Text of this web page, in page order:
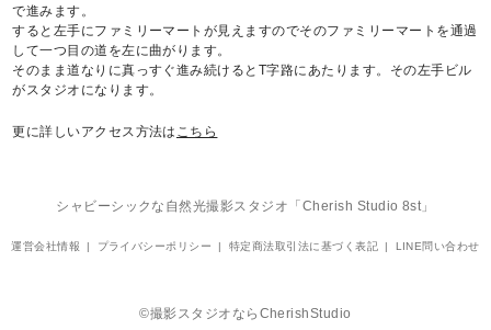
で進みます。
すると左手にファミリーマートが見えますのでそのファミリーマートを通過
して一つ目の道を左に曲がります。
そのまま道なりに真っすぐ進み続けるとT字路にあたります。その左手ビル
がスタジオになります。
更に詳しいアクセス方法は こちら
シャビーシックな自然光撮影スタジオ「Cherish Studio 8st」
運営会社情報 プライバシーポリシー 特定商法取引法に基づく表記 LINE問い合わせ
©撮影スタジオならCherishStudio